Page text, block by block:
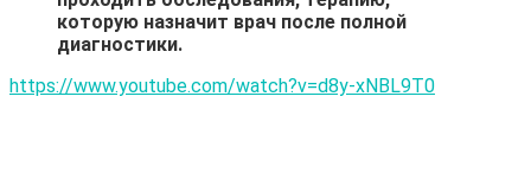
которую назначит врач после полной
диагностики.
https://www.youtube.com/watch?v=d8y-xNBL9T0